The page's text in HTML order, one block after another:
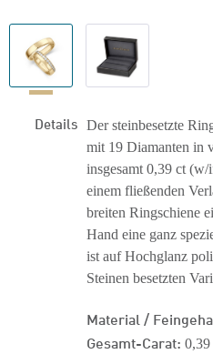
Details Der steinbesetzte
mit 19 Diamanten in
insgesamt 0,39 ct
einem fließenden
breiten Ringschiene
Hand eine ganz
ist auf Hochglanz
Steinen besetzten
Material /
Gesamt-Carat: 0,39